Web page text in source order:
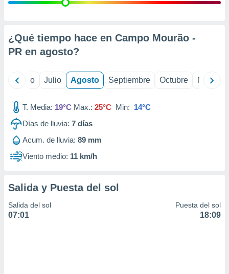
e
mediante
publicidad
de
1199
¿Qué tiempo hace en Campo Mourão -
PR en agosto?
Junio Julio Agosto Septiembre Octubre
T. Media: 19°C Max.: 25°C Min: 14°C
Días de lluvia: 7 días
Acum. de lluvia: 89 mm
Viento medio: 11 km/h
Salida y Puesta del sol
Salida del sol
07:01
Puesta del sol
18:09